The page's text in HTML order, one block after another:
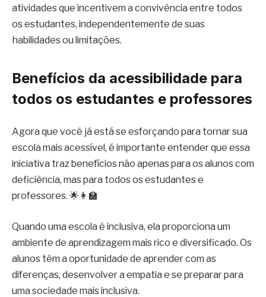
atividades que incentivem a convivência entre todos
os estudantes, independentemente de suas
habilidades ou limitações.
Benefícios da acessibilidade para
todos os estudantes e professores
Agora que você já está se esforçando para tornar sua
escola mais acessível, é importante entender que essa
iniciativa traz benefícios não apenas para os alunos com
deficiência, mas para todos os estudantes e
professores. 🌟👩‍🏫
Quando uma escola é inclusiva, ela proporciona um
ambiente de aprendizagem mais rico e diversificado. Os
alunos têm a oportunidade de aprender com as
diferenças, desenvolver a empatia e se preparar para
uma sociedade mais inclusiva.